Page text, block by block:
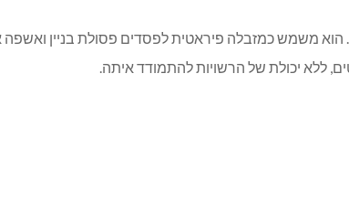
הוא משמש כמזבלה פיראטית לפסדים פסולת בניין
ללא יכולת של הרשויות להתמודד איתה.